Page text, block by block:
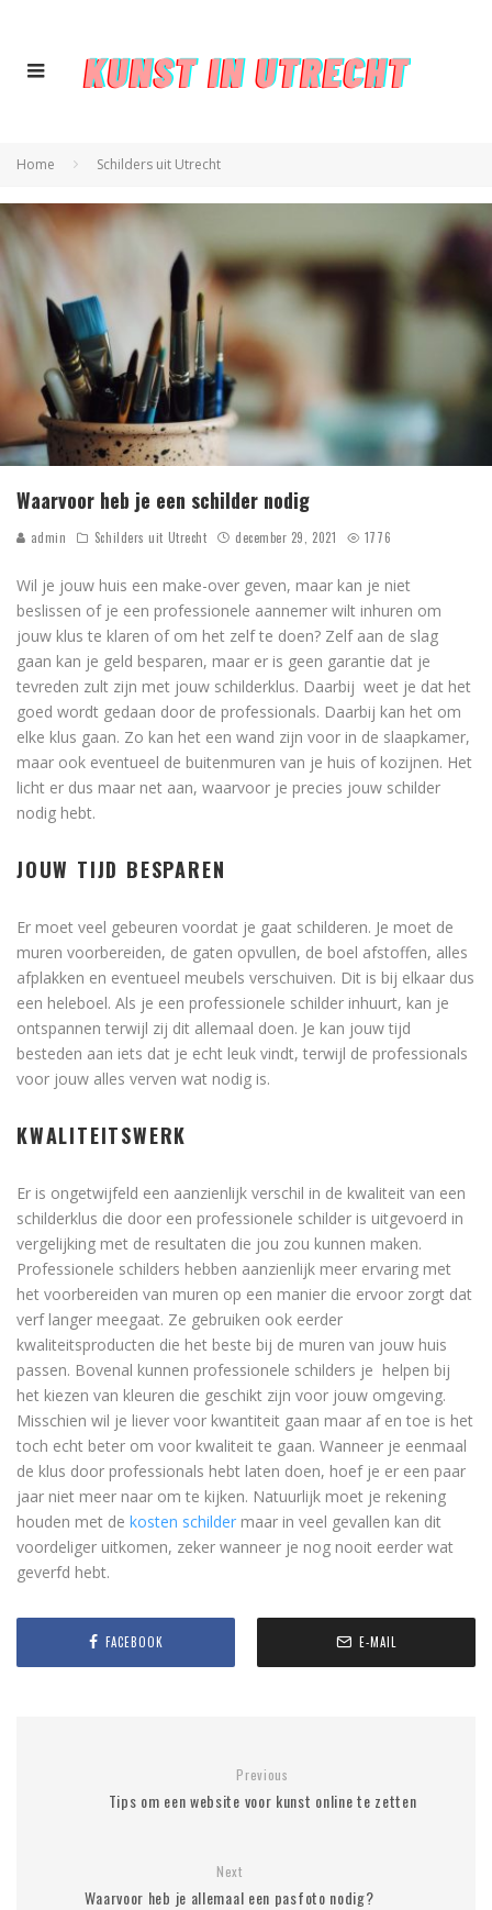
Home Schilders uit Utrecht
Waarvoor heb je een schilder nodig
admin Schilders uit Utrecht december 29, 2021 1776
Wil je jouw huis een make-over geven, maar kan je niet
beslissen of je een professionele aannemer wilt inhuren om
jouw klus te klaren of om het zelf te doen? Zelf aan de slag
gaan kan je geld besparen, maar er is geen garantie dat je
tevreden zult zijn met jouw schilderklus. Daarbij weet je dat het
goed wordt gedaan door de professionals. Daarbij kan het om
elke klus gaan. Zo kan het een wand zijn voor in de slaapkamer,
maar ook eventueel de buitenmuren van je huis of kozijnen. Het
licht er dus maar net aan, waarvoor je precies jouw schilder
nodig hebt.
JOUW TIJD BESPAREN
Er moet veel gebeuren voordat je gaat schilderen. Je moet de
muren voorbereiden, de gaten opvullen, de boel afstoffen, alles
afplakken en eventueel meubels verschuiven. Dit is bij elkaar dus
een heleboel. Als je een professionele schilder inhuurt, kan je
ontspannen terwijl zij dit allemaal doen. Je kan jouw tijd
besteden aan iets dat je echt leuk vindt, terwijl de professionals
voor jouw alles verven wat nodig is.
KWALITEITSWERK
Er is ongetwijfeld een aanzienlijk verschil in de kwaliteit van een
schilderklus die door een professionele schilder is uitgevoerd in
vergelijking met de resultaten die jou zou kunnen maken.
Professionele schilders hebben aanzienlijk meer ervaring met
het voorbereiden van muren op een manier die ervoor zorgt dat
verf langer meegaat. Ze gebruiken ook eerder
kwaliteitsproducten die het beste bij de muren van jouw huis
passen. Bovenal kunnen professionele schilders je helpen bij
het kiezen van kleuren die geschikt zijn voor jouw omgeving.
Misschien wil je liever voor kwantiteit gaan maar af en toe is het
toch echt beter om voor kwaliteit te gaan. Wanneer je eenmaal
de klus door professionals hebt laten doen, hoef je er een paar
jaar niet meer naar om te kijken. Natuurlijk moet je rekening
houden met de kosten schilder maar in veel gevallen kan dit
voordeliger uitkomen, zeker wanneer je nog nooit eerder wat
geverfd hebt.
FACEBOOK E-MAIL
Previous
Tips om een website voor kunst online te zetten
Next
Waarvoor heb je allemaal een pasfoto nodig?